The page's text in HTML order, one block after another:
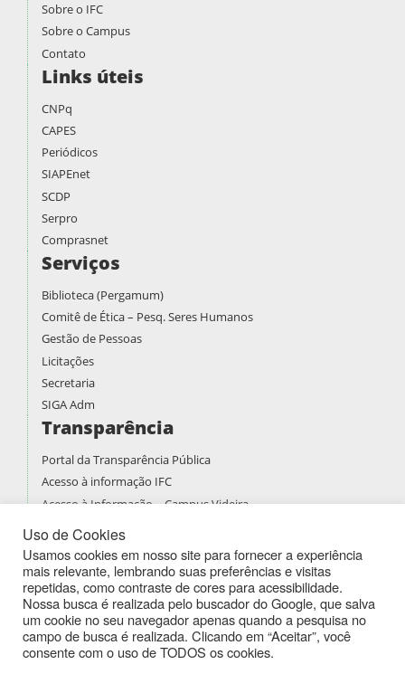
Sobre o IFC
Sobre o Campus
Contato
Links úteis
CNPq
CAPES
Periódicos
SIAPEnet
SCDP
Serpro
Comprasnet
Serviços
Biblioteca (Pergamum)
Comitê de Ética – Pesq. Seres Humanos
Gestão de Pessoas
Licitações
Secretaria
SIGA Adm
Transparência
Portal da Transparência Pública
Acesso à informação IFC
Acesso à Informação – Campus Videira
Prestação de contas
PPPI
Boletins de Serviços
Atividades Docentes
Uso de Cookies
Usamos cookies em nosso site para fornecer a experiência
mais relevante, lembrando suas preferências e visitas
repetidas, como contraste de cores para acessibilidade.
Nossa busca é realizada pelo buscador do Google, que salva
um cookie no seu navegador apenas quando a pesquisa no
campo de busca é realizada. Clicando em “Aceitar”, você
consente com o uso de TODOS os cookies.